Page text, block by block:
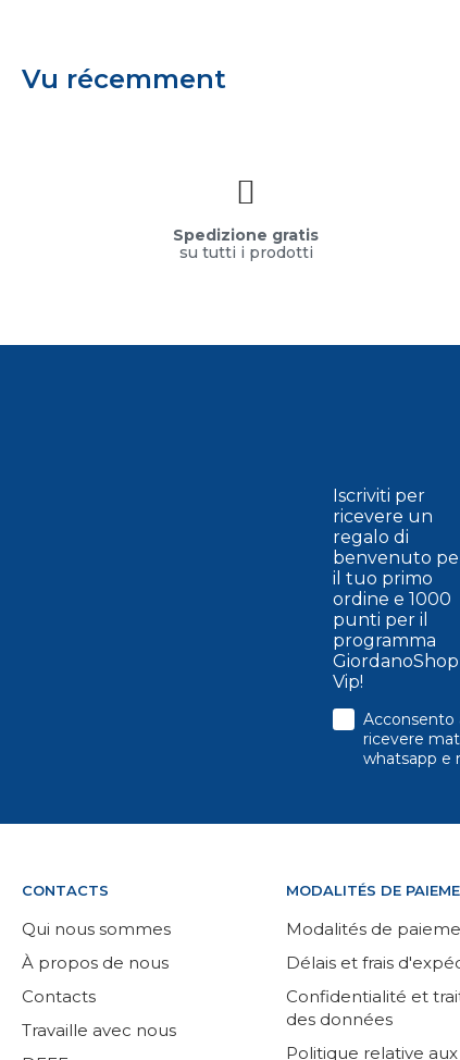
Vu récemment
Spedizione gratis
su tutti i prodotti
Iscriviti per
ricevere un
regalo di
benvenuto
il tuo primo
ordine e 1000
punti per il
programma
GiordanoShop
Vip!
consenso
Acconsento
ricevere
whatsapp e
CONTACTS
Qui nous sommes
À propos de nous
Contacts
Travaille avec nous
MODALITÉS DE
Modalités de
Délais et frais
Confidentialité et
des données
Politique relative